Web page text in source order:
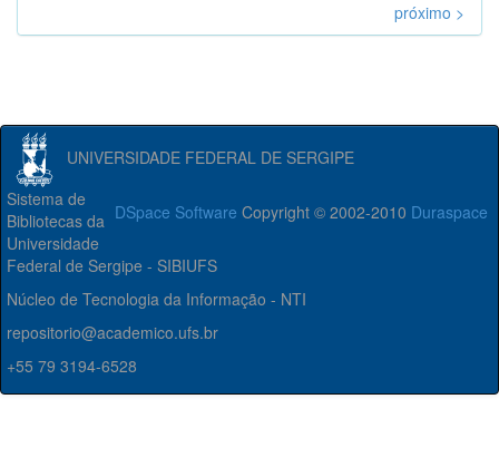
próximo >
UNIVERSIDADE FEDERAL DE SERGIPE
DSpace Software Copyright © 2002-2010 Duraspace
Sistema de
Bibliotecas da
Universidade
Federal de Sergipe - SIBIUFS
Núcleo de Tecnologia da Informação - NTI
repositorio@academico.ufs.br
+55 79 3194-6528